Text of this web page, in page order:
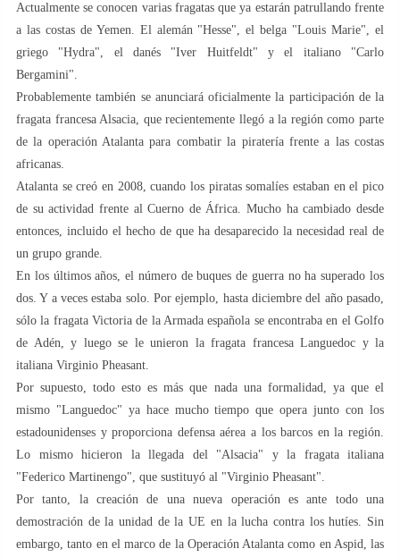
Actualmente se conocen varias fragatas que ya estarán patrullando frente
a las costas de Yemen. El alemán "Hesse", el belga "Louis Marie", el
griego "Hydra", el danés "Iver Huitfeldt" y el italiano "Carlo
Bergamini".
Probablemente también se anunciará oficialmente la participación de la
fragata francesa Alsacia, que recientemente llegó a la región como parte
de la operación Atalanta para combatir la piratería frente a las costas
africanas.
Atalanta se creó en 2008, cuando los piratas somalíes estaban en el pico
de su actividad frente al Cuerno de África. Mucho ha cambiado desde
entonces, incluido el hecho de que ha desaparecido la necesidad real de
un grupo grande.
En los últimos años, el número de buques de guerra no ha superado los
dos. Y a veces estaba solo. Por ejemplo, hasta diciembre del año pasado,
sólo la fragata Victoria de la Armada española se encontraba en el Golfo
de Adén, y luego se le unieron la fragata francesa Languedoc y la
italiana Virginio Pheasant.
Por supuesto, todo esto es más que nada una formalidad, ya que el
mismo "Languedoc" ya hace mucho tiempo que opera junto con los
estadounidenses y proporciona defensa aérea a los barcos en la región.
Lo mismo hicieron la llegada del "Alsacia" y la fragata italiana
"Federico Martinengo", que sustituyó al "Virginio Pheasant".
Por tanto, la creación de una nueva operación es ante todo una
demostración de la unidad de la UE en la lucha contra los hutíes. Sin
embargo, tanto en el marco de la Operación Atalanta como en Aspid, las